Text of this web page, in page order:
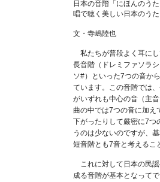
日本の音階「にほんのう
唱で聴く美しい日本のう
文・寺嶋陸也
私たちが普段よく耳に
長音階（ドレミファソラ
ソ#）といった7つの音か
ています。この音階では
がいずれも中心の音（主
曲の中では7つの音に加え
下がったりして厳密に7つ
うのは少ないのですが、
短音階とも7音と考えるこ
これに対して日本の民
成る音階が基本となって